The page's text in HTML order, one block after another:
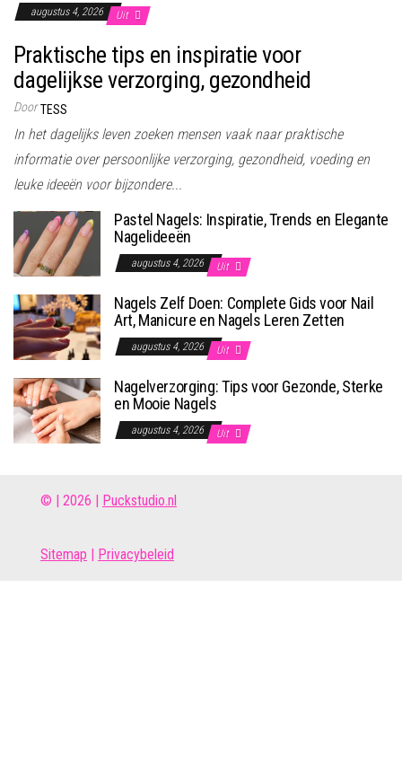
augustus 4, 2026 Uit
Praktische tips en inspiratie voor
dagelijkse verzorging, gezondheid
Door TESS
In het dagelijks leven zoeken mensen vaak naar praktische
informatie over persoonlijke verzorging, gezondheid, voeding en
leuke ideeën voor bijzondere...
Pastel Nagels: Inspiratie, Trends en Elegante
Nagelideeën
augustus 4, 2026 Uit
Nagels Zelf Doen: Complete Gids voor Nail
Art, Manicure en Nagels Leren Zetten
augustus 4, 2026 Uit
Nagelverzorging: Tips voor Gezonde, Sterke
en Mooie Nagels
augustus 4, 2026 Uit
© | 2026 | Puckstudio.nl
Sitemap | Privacybeleid